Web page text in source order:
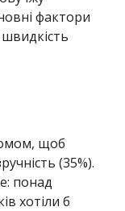
фактори
щоб
(35%).
понад
хотіли б